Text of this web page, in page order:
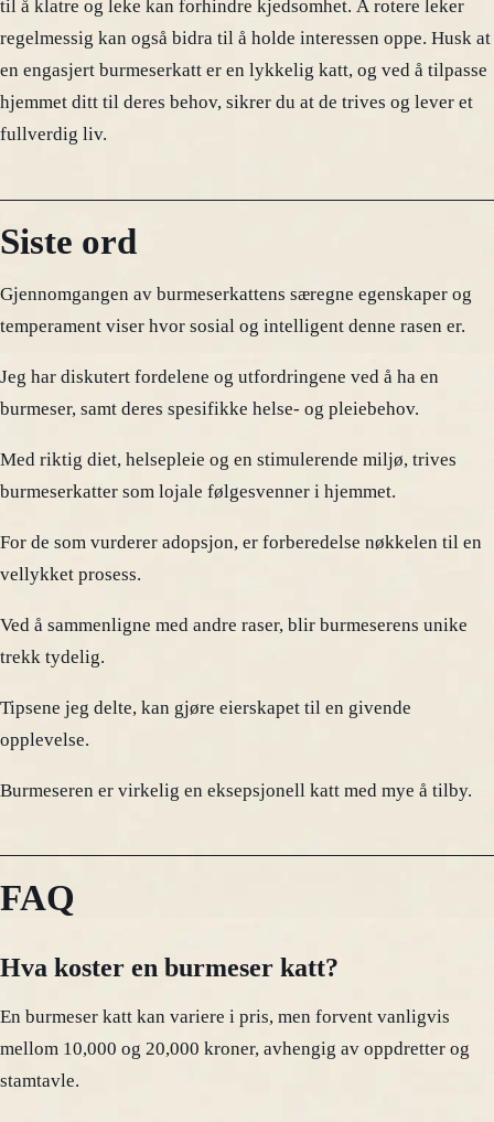
til å klatre og leke kan forhindre kjedsomhet. Å rotere leker
regelmessig kan også bidra til å holde interessen oppe. Husk at
en engasjert burmeserkatt er en lykkelig katt, og ved å tilpasse
hjemmet ditt til deres behov, sikrer du at de trives og lever et
fullverdig liv.
Siste ord
Gjennomgangen av burmeserkattens særegne egenskaper og
temperament viser hvor sosial og intelligent denne rasen er.
Jeg har diskutert fordelene og utfordringene ved å ha en
burmeser, samt deres spesifikke helse- og pleiebehov.
Med riktig diet, helsepleie og en stimulerende miljø, trives
burmeserkatter som lojale følgesvenner i hjemmet.
For de som vurderer adopsjon, er forberedelse nøkkelen til en
vellykket prosess.
Ved å sammenligne med andre raser, blir burmeserens unike
trekk tydelig.
Tipsene jeg delte, kan gjøre eierskapet til en givende
opplevelse.
Burmeseren er virkelig en eksepsjonell katt med mye å tilby.
FAQ
Hva koster en burmeser katt?
En burmeser katt kan variere i pris, men forvent vanligvis
mellom 10,000 og 20,000 kroner, avhengig av oppdretter og
stamtavle.